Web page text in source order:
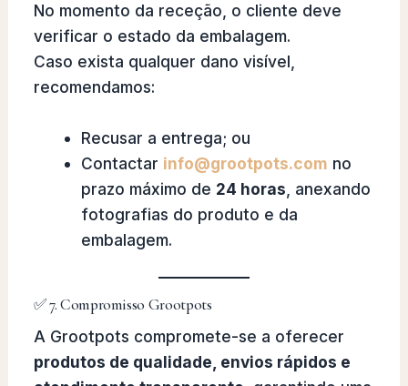
No momento da receção, o cliente deve
verificar o estado da embalagem.
Caso exista qualquer dano visível,
recomendamos:
Recusar a entrega; ou
Contactar info@grootpots.com no
prazo máximo de 24 horas , anexando
fotografias do produto e da
embalagem.
✅ 7. Compromisso Grootpots
A Grootpots compromete-se a oferecer
produtos de qualidade, envios rápidos e